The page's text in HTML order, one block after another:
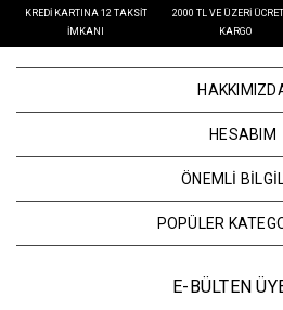
KREDI KARTINA 12 TAKSIT
İMKANI
2000 TL VE ÜZERI
KARGO
HESABIM
ÖNEMLİ
POPÜLER
E-BÜLTEN